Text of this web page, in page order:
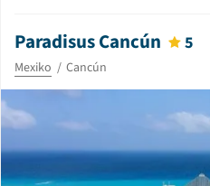
Paradisus Cancún 5
Mexiko Cancún